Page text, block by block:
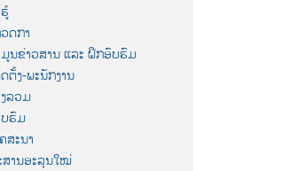
ດກາ
ນຂ່າວສານ ແລະ ຝຶກອົບຮົມ
ຕັ້ງ-ພະນັກງານ
ລວມ
ຮົມ
ສະນາ
ສານອະລຸນໃໝ່